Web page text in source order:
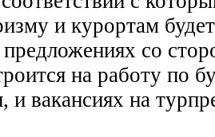
и курортам
со
на работу по
и вакансиях на